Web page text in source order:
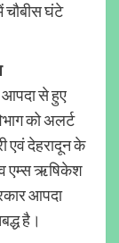
चौबीस घंटे
आपदा से हुए
को अलर्ट
एवं देहरादून के
एम्स ऋषिकेश
आपदा
है।